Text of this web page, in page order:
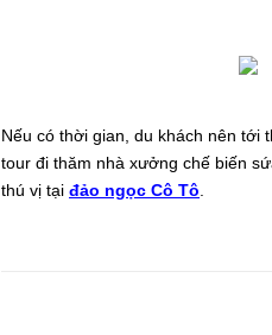
Nếu có thời gian, du khách nên tới
tour đi thăm nhà xưởng chế biến
thú vị tại đảo ngọc Cô Tô